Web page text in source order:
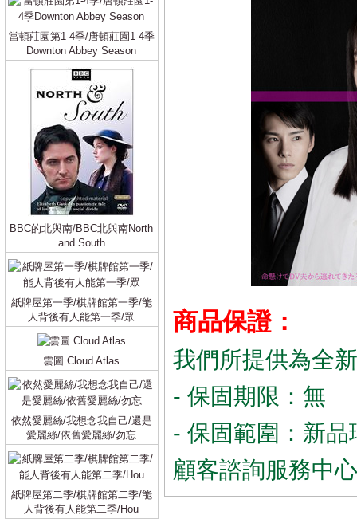
商品保證：
我們所提供為全
- 保固期限：無
- 保固範圍：新品
顧客諮詢服務中
當頓莊園第1-4季/唐頓莊園1-4季
Downton Abbey Season
BBC的北與南/BBC北與南North
and South
紙牌屋第一季/棋牌館第一季/能
人背後有人能第一季/眾
雲圖 Cloud Atlas
依然愛麗絲/我想念我自己/還是
愛麗絲/依舊愛麗絲/勿忘
紙牌屋第二季/棋牌館第二季/能
人背後有人能第二季/Hou